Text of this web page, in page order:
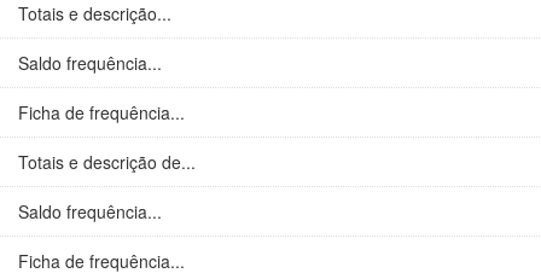
Totais e descrição...
Saldo frequência...
Ficha de frequência...
Totais e descrição de...
Saldo frequência...
Ficha de frequência...